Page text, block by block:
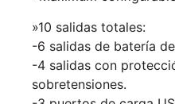
»10 salidas totales:
-6 salidas de batería
-4 salidas con
sobretensiones.